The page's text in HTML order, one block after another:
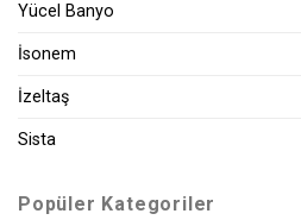
Yücel Banyo
İsonem
İzeltaş
Sista
Popüler Kategoriler